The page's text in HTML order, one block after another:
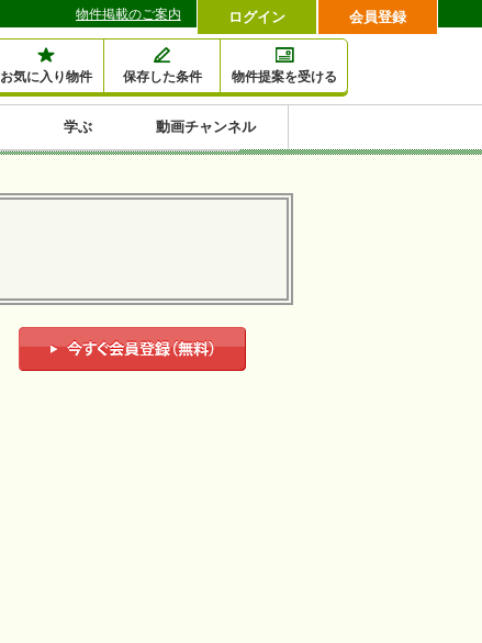
お気に入り物件 保存した条件 物件提案を受ける
学ぶ 動画チャンネル
ログイン 会員登録
物件掲載のご案内